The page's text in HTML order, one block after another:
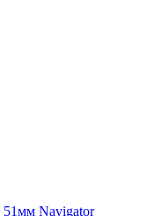
Navigator